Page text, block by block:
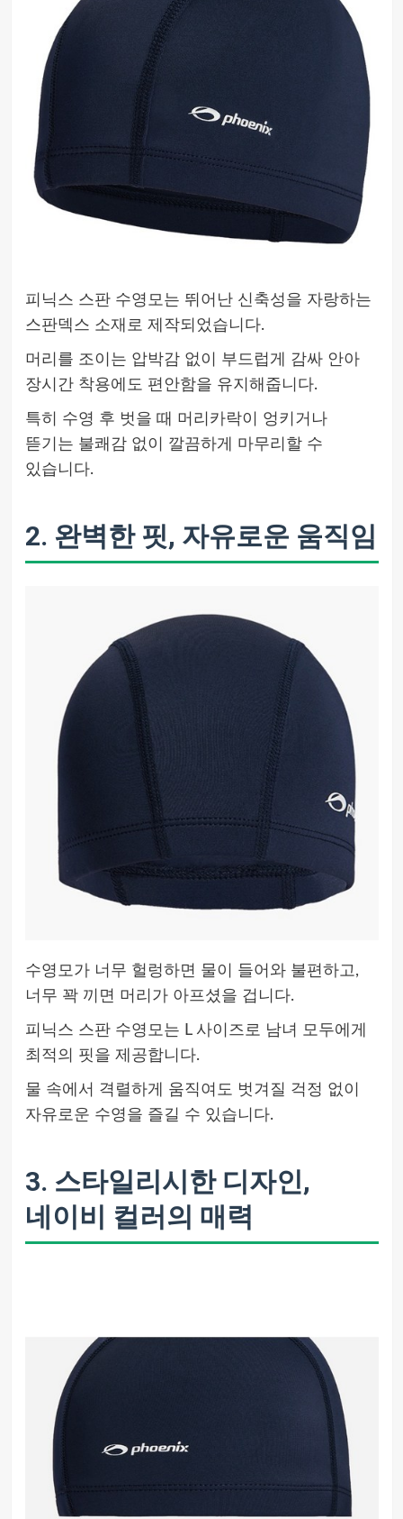
피닉스 스판 수영모는 뛰어난 신축성을 자랑하는
스판덱스 소재로 제작되었습니다.
머리를 조이는 압박감 없이 부드럽게 감싸 안아
장시간 착용에도 편안함을 유지해줍니다.
특히 수영 후 벗을 때 머리카락이 엉키거나
뜯기는 불쾌감 없이 깔끔하게 마무리할 수
있습니다.
2. 완벽한 핏, 자유로운 움직임
수영모가 너무 헐렁하면 물이 들어와 불편하고,
너무 꽉 끼면 머리가 아프셨을 겁니다.
피닉스 스판 수영모는 L 사이즈로 남녀 모두에게
최적의 핏을 제공합니다.
물 속에서 격렬하게 움직여도 벗겨질 걱정 없이
자유로운 수영을 즐길 수 있습니다.
3. 스타일리시한 디자인,
네이비 컬러의 매력